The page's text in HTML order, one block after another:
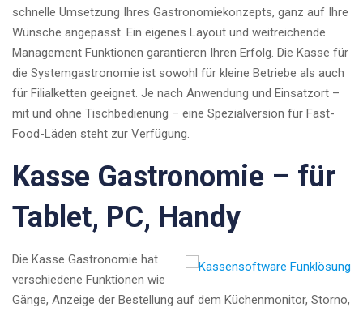
schnelle Umsetzung Ihres Gastronomiekonzepts, ganz auf Ihre
Wünsche angepasst. Ein eigenes Layout und weitreichende
Management Funktionen garantieren Ihren Erfolg. Die Kasse für
die Systemgastronomie ist sowohl für kleine Betriebe als auch
für Filialketten geeignet. Je nach Anwendung und Einsatzort –
mit und ohne Tischbedienung – eine Spezialversion für Fast-
Food-Läden steht zur Verfügung.
Kasse Gastronomie – für
Tablet, PC, Handy
Die Kasse Gastronomie hat
verschiedene Funktionen wie
Gänge, Anzeige der Bestellung auf dem Küchenmonitor, Storno,